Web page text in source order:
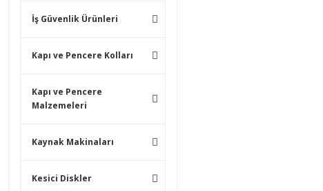
İş Güvenlik Ürünleri
Kapı ve Pencere Kolları
Kapı ve Pencere
Malzemeleri
Kaynak Makinaları
Kesici Diskler